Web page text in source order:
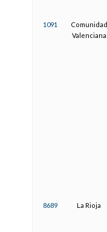
1091
Comunidad
Valenciana
8689 La Rioja